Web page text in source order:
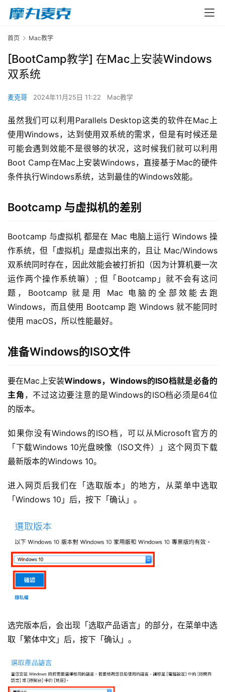
首页 Mac教学
[BootCamp教学] 在Mac上安装Windows
双系统
麦克哥 2024年11月25日 11:22 Mac教学
虽然我们可以利用Parallels Desktop这类的软件在Mac上
使用Windows，达到使用双系统的需求，但是有时候还是
可能会遇到效能不是很够的状况，这时候我们就可以利用
Boot Camp在Mac上安装Windows，直接基于Mac的硬件
条件执行Windows系统，达到最佳的Windows效能。
Bootcamp 与虚拟机的差别
Bootcamp 与虚拟机 都是在 Mac 电脑上运行 Windows 操
作系统，但「虚拟机」是虚拟出来的，且让 Mac/Windows
双系统同时存在，因此效能会被打折扣（因为计算机要一次
运作两个操作系统嘛）; 但「Bootcamp」就不会有这问
题，Bootcamp 就是用 Mac 电脑的全部效能去跑
Windows，而且使用 Bootcamp 跑 Windows 就不能同时
使用 macOS，所以性能最好。
准备Windows的ISO文件
要在Mac上安装Windows，Windows的ISO档就是必备的
主角 ，不过这边要注意的是Windows的ISO档必须是64位
的版本。
如果你没有Windows的ISO档，可以从Microsoft官方的
「下载Windows 10光盘映像（ISO文件）」这个网页下载
最新版本的Windows 10。
进入网页后我们在「选取版本」的地方，从菜单中选取
「Windows 10」后，按下「确认」。
选完版本后，会出现「选取产品语言」的部分，在菜单中选
取「繁体中文」后，按下「确认」。